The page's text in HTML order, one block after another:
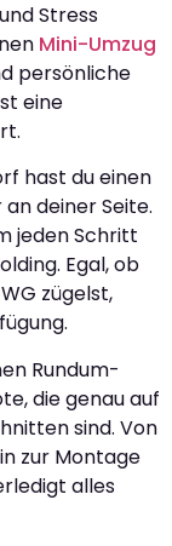
Stress
Mini-Umzug
persönliche
eine
hast du einen
deiner Seite.
jeden Schritt
Egal, ob
zügelst,
Rundum-
die genau auf
sind. Von
zur Montage
alles